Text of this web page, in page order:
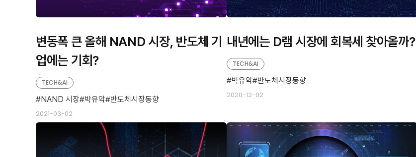
변동폭 큰 올해 NAND 시장, 반도체 기
업에는 기회?
2021-03-02
TECH&AI
NAND 시장 박유악 반도체시장동향
내년에는 D램 시장에 회복세 찾아올까?
2020-12-02
TECH&AI
박유악 반도체시장동향